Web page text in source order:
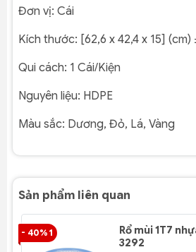
Đơn vị: Cái
Kích thước: [62,6 x 42,4 x 15] (cm)
Qui cách: 1 Cái/Kiện
Nguyên liệu: HDPE
Màu sắc: Dương, Đỏ, Lá, Vàng
Sản phẩm liên quan
- 40% 1
Rổ mùi 1T7
3292